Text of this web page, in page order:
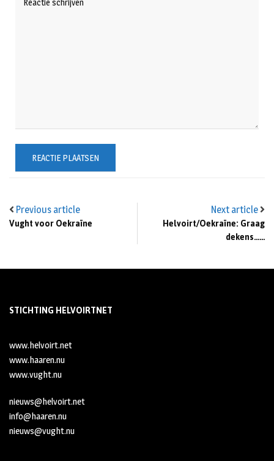
Previous article
Vught voor Oekraïne
Next article
Helvoirt/Oekraïne: Graag
dekens……
STICHTING HELVOIRTNET
www.helvoirt.net
www.haaren.nu
www.vught.nu
nieuws@helvoirt.net
info@haaren.nu
nieuws@vught.nu